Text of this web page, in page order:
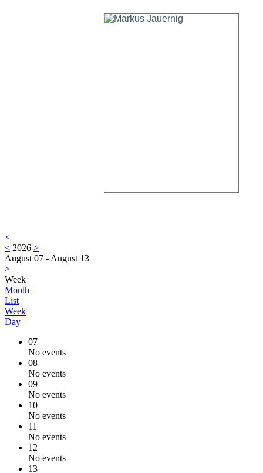
<
< 2026 >
August 07 - August 13
>
Week
Month
List
Week
Day
07
No events
08
No events
09
No events
10
No events
11
No events
12
No events
13